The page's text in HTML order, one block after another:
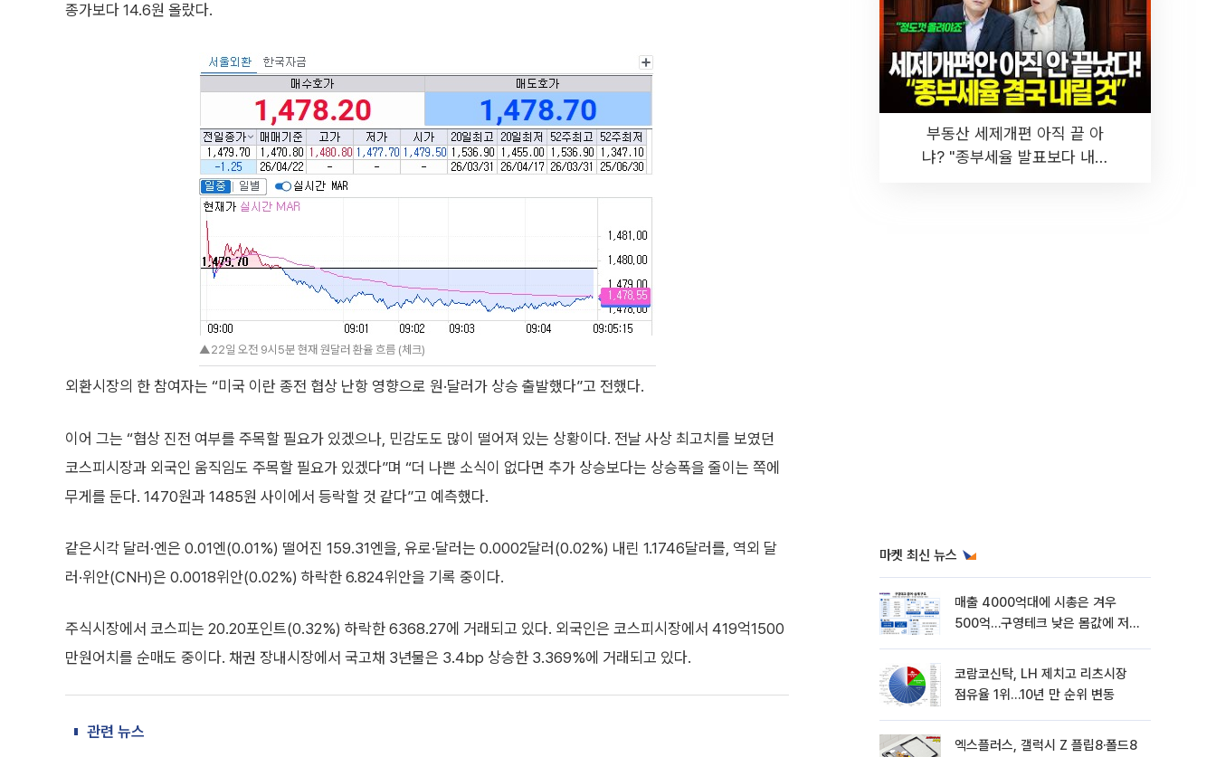
종가보다 14.6원 올랐다.
▲22일 오전 9시5분 현재 원달러 환율 흐름 (체크)
외환시장의 한 참여자는 “미국 이란 종전 협상 난항 영향으로 원·달러가 상승 출발했다”고 전했다.
이어 그는 “협상 진전 여부를 주목할 필요가 있겠으나, 민감도도 많이 떨어져 있는 상황이다. 전날 사상 최고치를 보였던
코스피시장과 외국인 움직임도 주목할 필요가 있겠다”며 “더 나쁜 소식이 없다면 추가 상승보다는 상승폭을 줄이는 쪽에
무게를 둔다. 1470원과 1485원 사이에서 등락할 것 같다”고 예측했다.
같은시각 달러·엔은 0.01엔(0.01%) 떨어진 159.31엔을, 유로·달러는 0.0002달러(0.02%) 내린 1.1746달러를, 역외 달
러·위안(CNH)은 0.0018위안(0.02%) 하락한 6.824위안을 기록 중이다.
주식시장에서 코스피는 20.20포인트(0.32%) 하락한 6368.27에 거래되고 있다. 외국인은 코스피시장에서 419억1500
만원어치를 순매도 중이다. 채권 장내시장에서 국고채 3년물은 3.4bp 상승한 3.369%에 거래되고 있다.
관련 뉴스
부동산 세제개편 아직 끝 아
냐? "종부세율 발표보다 내릴
마켓 최신 뉴스
매출 4000억대에 시총은 겨우
500억…구영테크 낮은 몸값에 저가
코람코신탁, LH 제치고 리츠시장
점유율 1위…10년 만 순위 변동
엑스플러스, 갤럭시 Z 플립8·폴드8